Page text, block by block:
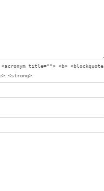
title=""> <b> <blockquote
<strong>